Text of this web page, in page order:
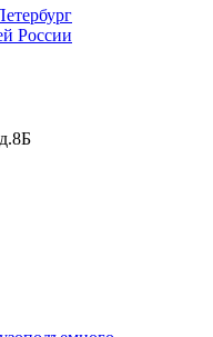
России